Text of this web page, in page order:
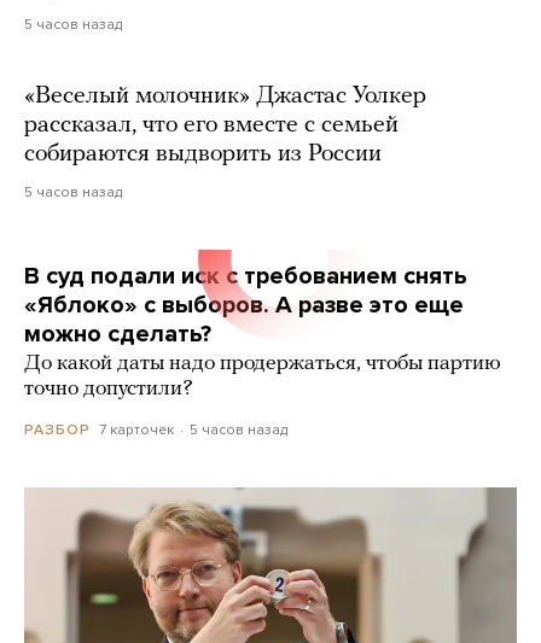
5 часов назад
«Веселый молочник» Джастас Уолкер
рассказал, что его вместе с семьей
собираются выдворить из России
5 часов назад
В суд подали иск с требованием снять
«Яблоко» с выборов. А разве это еще
можно сделать?
До какой даты надо продержаться, чтобы партию
точно допустили?
РАЗБОР 7 карточек 5 часов назад